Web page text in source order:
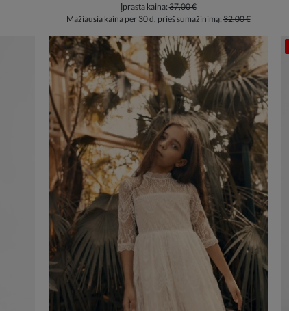
Įprasta kaina:37,00 €
Mažiausia kaina per 30 d. prieš sumažinimą:32,00 €